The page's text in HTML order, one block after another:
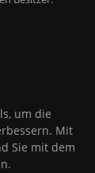
um die
Mit
Sie mit dem